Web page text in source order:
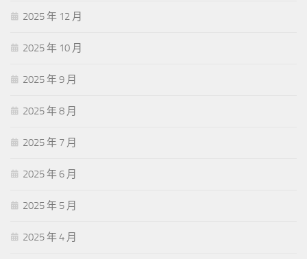
2025 年 12 月
2025 年 10 月
2025 年 9 月
2025 年 8 月
2025 年 7 月
2025 年 6 月
2025 年 5 月
2025 年 4 月